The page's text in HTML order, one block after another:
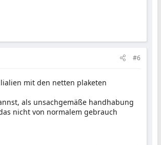
#6
mit den netten plaketen
als unsachgemäße handhabung
nicht von normalem gebrauch